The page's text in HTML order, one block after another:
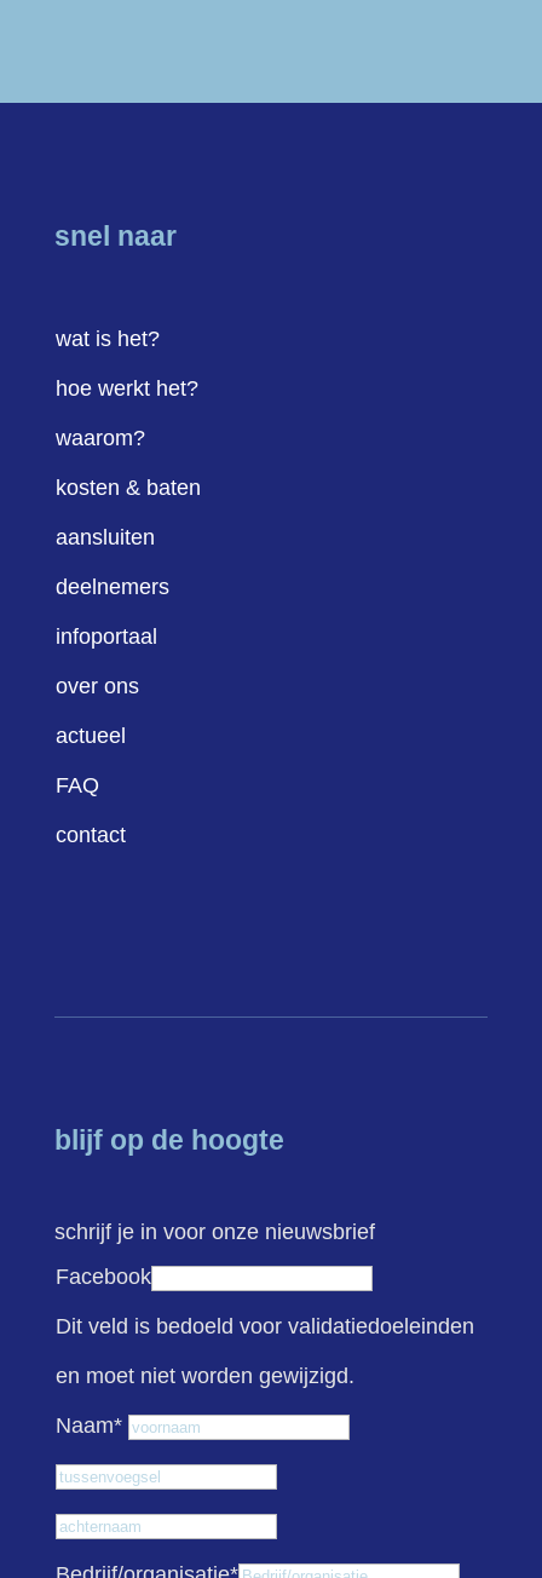
snel naar
wat is het?
hoe werkt het?
waarom?
kosten & baten
aansluiten
deelnemers
infoportaal
over ons
actueel
FAQ
contact
blijf op de hoogte
schrijf je in voor onze nieuwsbrief
Facebook
Dit veld is bedoeld voor validatiedoeleinden
en moet niet worden gewijzigd.
Naam*